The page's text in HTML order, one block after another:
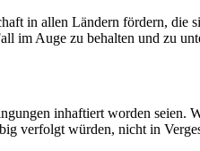
in allen Ländern fördern, die
im Auge zu behalten und zu
inhaftiert worden seien.
verfolgt würden, nicht in